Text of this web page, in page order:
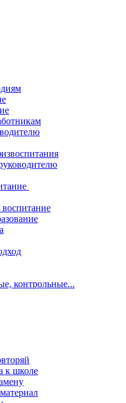
воспитание
контрольные...
к школе